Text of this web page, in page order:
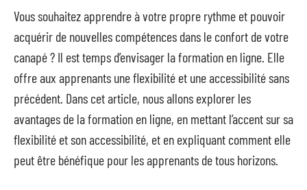
Vous souhaitez apprendre à votre propre rythme et pouvoir
acquérir de nouvelles compétences dans le confort de votre
canapé ? Il est temps d’envisager la formation en ligne. Elle
offre aux apprenants une flexibilité et une accessibilité sans
précédent. Dans cet article, nous allons explorer les
avantages de la formation en ligne, en mettant l’accent sur sa
flexibilité et son accessibilité, et en expliquant comment elle
peut être bénéfique pour les apprenants de tous horizons.